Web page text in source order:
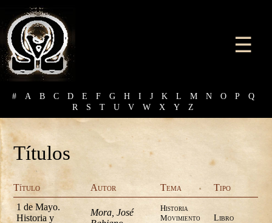
☰
# A B C D E F G H I J K L M N O P
Q
R
S T U V W X Y Z
Títulos
Título Autor Tema
Tipo
1 de Mayo.
Historia y
Mora, José
Historia
Movimiento
Libro